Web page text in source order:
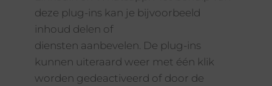
deze plug-ins kan je bijvoorbeeld
inhoud delen of
diensten aanbevelen. De plug-ins
kunnen uiteraard weer met één klik
worden gedeactiveerd of door de